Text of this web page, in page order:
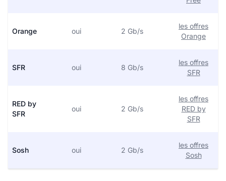
Orange oui 2 Gb/s
les offres
Orange
SFR oui 8 Gb/s
les offres
SFR
RED by
SFR
oui 2 Gb/s
les offres
RED by
SFR
Sosh oui 2 Gb/s
les offres
Sosh